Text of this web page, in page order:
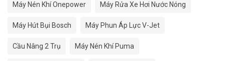
Máy Nén Khí Onepower Máy Rửa Xe Hơi Nước Nóng
Máy Hút Bụi Bosch Máy Phun Áp Lực V-Jet
Cầu Nâng 2 Trụ Máy Nén Khí Puma